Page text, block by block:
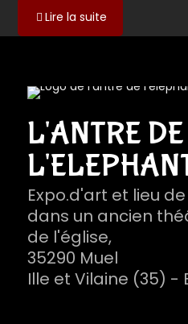
Lire la suite
Tourterelle
L'ANTRE DE
Expo.d'art et lieu
dans un ancien
de l'église,
35290 Muel
Ille et Vilaine (35) -